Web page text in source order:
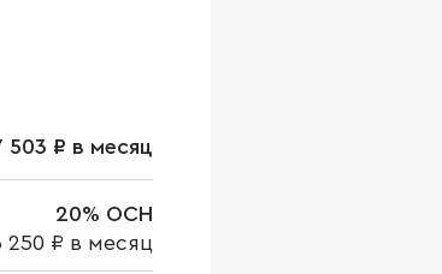
503 ₽ в месяц
20% ОСН
250 ₽ в месяц